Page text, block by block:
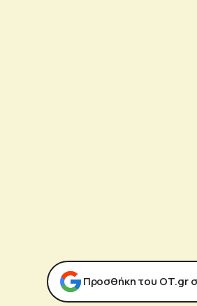
Προσθήκη του ΟΤ.gr